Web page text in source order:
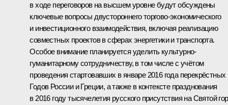
в ходе переговоров на высшем уровне будут обсуждены
ключевые вопросы двустороннего торгово-экономического
и инвестиционного взаимодействия, включая реализацию
совместных проектов в сферах энергетики и транспорта.
Особое внимание планируется уделить культурно-
гуманитарному сотрудничеству, в том числе с учётом
проведения стартовавших в январе 2016 года перекрёстных
Годов России и Греции, а также в контексте празднования
в 2016 году тысячелетия русского присутствия на Святой